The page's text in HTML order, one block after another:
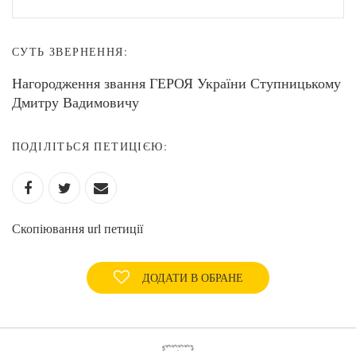
СУТЬ ЗВЕРНЕННЯ:
Нагородження звання ГЕРОЯ України Ступницькому
Дмитру Вадимовичу
ПОДІЛІТЬСЯ ПЕТИЦІЄЮ:
Скопіювання url петиції
ДОДАТИ В ОБРАНЕ